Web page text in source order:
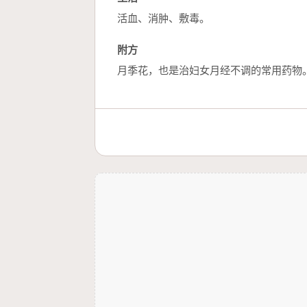
活血、消肿、敷毒。
附方
月季花，也是治妇女月经不调的常用药物。